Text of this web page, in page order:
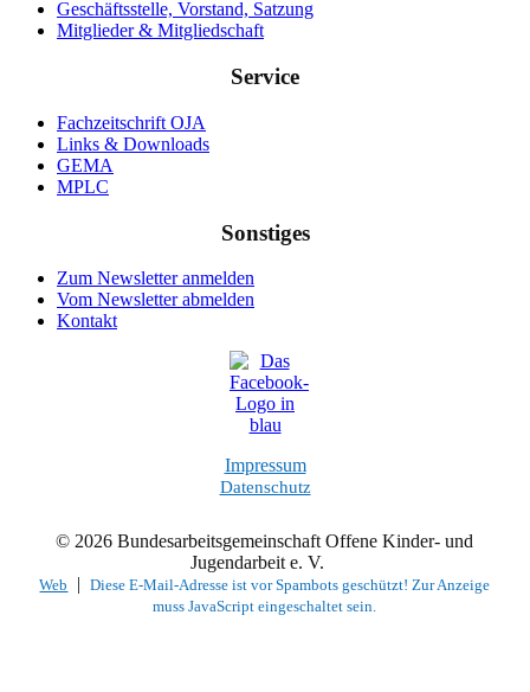
Geschäftsstelle, Vorstand, Satzung
Mitglieder & Mitgliedschaft
Service
Fachzeitschrift OJA
Links & Downloads
GEMA
MPLC
Sonstiges
Zum Newsletter anmelden
Vom Newsletter abmelden
Kontakt
Impressum
Datenschutz
© 2026 Bundesarbeitsgemeinschaft Offene Kinder- und
Jugendarbeit e. V.
Web |Diese E-Mail-Adresse ist vor Spambots geschützt! Zur Anzeige
muss JavaScript eingeschaltet sein.